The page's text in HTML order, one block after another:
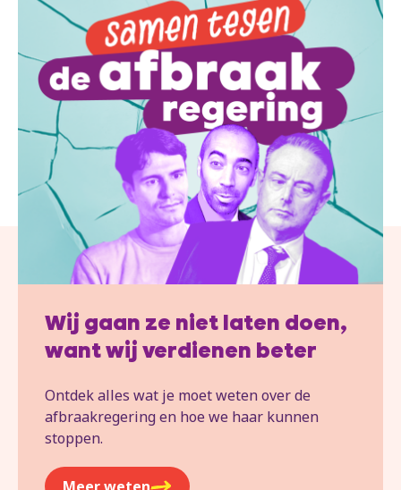
Wij gaan ze niet laten doen,
want wij verdienen beter
Ontdek alles wat je moet weten over de
afbraakregering en hoe we haar kunnen
stoppen.